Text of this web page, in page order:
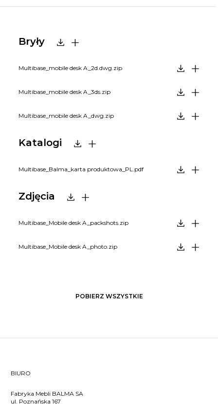
Bryły
Multibase_mobile desk A_2d.dwg.zip
Multibase_mobile desk A_3ds.zip
Multibase_mobile desk A_dwg.zip
Katalogi
Multibase_Balma_karta produktowa_PL.pdf
Zdjęcia
Multibase_Mobile desk A_packshots.zip
Multibase_Mobile desk A_photo.zip
POBIERZ WSZYSTKIE
BIURO
Fabryka Mebli BALMA SA
ul. Poznańska 167